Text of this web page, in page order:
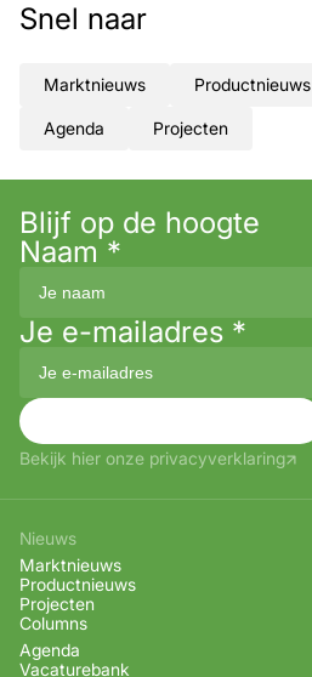
Snel naar
Marktnieuws Productnieuws
Agenda Projecten
Blijf op de hoogte
Naam *
Je e-mailadres *
Bekijk hier onze privacyverklaring
Nieuws
Marktnieuws
Productnieuws
Projecten
Columns
Agenda
Vacaturebank